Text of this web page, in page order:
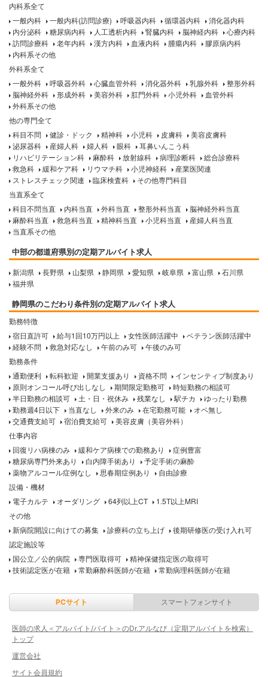
内科系全て
一般内科
一般内科(訪問診療) 呼吸器内科 循環器内科
消化器内科
内分泌科
糖尿病内科 人工透析内科 腎臓内科 脳神経内科
心療内科
訪問診療科
老年内科 漢方内科 血液内科 腫瘍内科
膠原病内科
内科系その他
外科系全て
一般外科
呼吸器外科 心臓血管外科 消化器外科 乳腺外科
整形外科
脳神経外科
形成外科 美容外科 肛門外科 小児外科
血管外科
外科系その他
他の専門全て
科目不問
健診・ドック 精神科 小児科 皮膚科
美容皮膚科
泌尿器科
産婦人科 婦人科 眼科
耳鼻いんこう科
リハビリテーション科
麻酔科 放射線科 病理診断科
総合診療科
救急科
緩和ケア科 リウマチ科 小児神経科
産業医関連
ストレスチェック関連
臨床検査科
その他専門科目
当直系全て
科目不問当直
内科当直 外科当直 整形外科当直
脳神経外科当直
麻酔科当直
救急科当直 精神科当直 小児科当直
産婦人科当直
当直系その他
中部の都道府県別の定期アルバイト求人
新潟県 長野県 山梨県 静岡県 愛知県 岐阜県 富山県
石川県
福井県
静岡県のこだわり条件別の定期アルバイト求人
勤務特徴
宿日直許可
給与1回10万円以上 女性医師活躍中
ベテラン医師活躍中
経験不問
救急対応なし 午前のみ可
午後のみ可
勤務条件
通勤便利
転科歓迎 開業支援あり 資格不問
インセンティブ制度あり
原則オンコール呼び出しなし
期間限定勤務可
時短勤務の相談可
半日勤務の相談可
土・日・祝休み 残業なし 駅チカ
ゆったり勤務
勤務週4日以下
当直なし 外来のみ 在宅勤務可能
オペ無し
交通費支給可
宿泊費支給可
美容皮膚（美容外科）
仕事内容
回復リハ病棟のみ
緩和ケア病棟での勤務あり
症例豊富
糖尿病専門外来あり
白内障手術あり
予定手術の麻酔
薬物アルコール症例なし
思春期症例あり
自由診療
設備・機材
電子カルテ
オーダリング 64列以上CT
1.5T以上MRI
その他
新病院開設に向けての募集
診療科の立ち上げ
後期研修医の受け入れ可
認定施設等
国公立／公的病院
専門医取得可
精神保健指定医の取得可
技術認定医が在籍
常勤麻酔科医師が在籍 常勤病理科医師が在籍
PCサイト スマートフォンサイト
医師の求人＜アルバイト/バイト＞のDr.アルなび（定期アルバイトを検索）
トップ
運営会社
サイト会員規約